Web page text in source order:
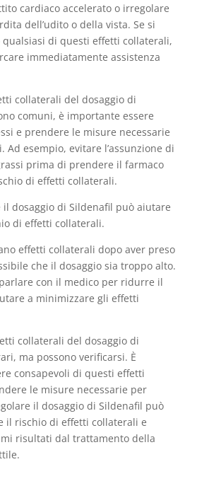
cardiaco accelerato o irregolare
dell’udito o della vista. Se si
di questi effetti collaterali,
immediatamente assistenza
collaterali del dosaggio di
comuni, è importante essere
e prendere le misure necessarie
Ad esempio, evitare l’assunzione di
prima di prendere il farmaco
di effetti collaterali.
dosaggio di Sildenafil può aiutare
di effetti collaterali.
effetti collaterali dopo aver preso
che il dosaggio sia troppo alto.
con il medico per ridurre il
a minimizzare gli effetti
collaterali del dosaggio di
ma possono verificarsi. È
consapevoli di questi effetti
le misure necessarie per
il dosaggio di Sildenafil può
il rischio di effetti collaterali e
risultati dal trattamento della